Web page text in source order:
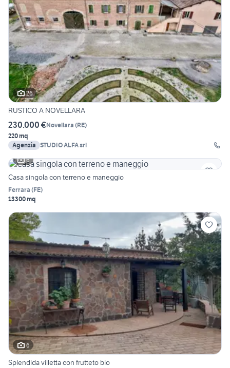
26
RUSTICO A NOVELLARA
230.000 €Novellara (RE)
220 mq
Agenzia STUDIO ALFA srl
6
Casa singola con terreno e maneggio
Ferrara (FE)
13300 mq
6
Splendida villetta con frutteto bio